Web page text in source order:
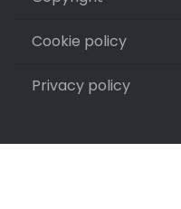
Cookie policy
Privacy policy